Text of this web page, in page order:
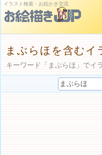
イラスト検索・お絵かき交流
まぶらほを含むイ
キーワード「まぶらほ」でイ